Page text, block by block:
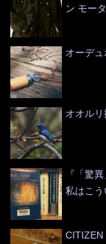
ン モー
オーデ
オオルリ
『「驚
私はこ